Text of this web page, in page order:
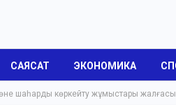
САЯСАТ ЭКОНОМИКА
шаһарды көркейту жұмыстары